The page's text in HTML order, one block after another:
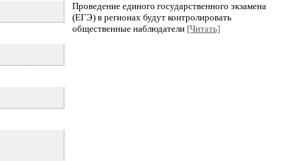
Проведение единого государственного экзамена
(ЕГЭ) в регионах будут контролировать
общественные наблюдатели [Читать]